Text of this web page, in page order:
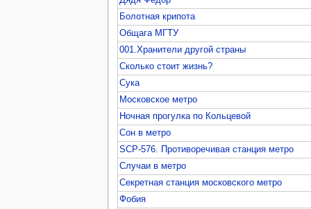
Болотная крипота
Общага МГТУ
001.Хранители другой страны
Сколько стоит жизнь?
Сука
Московское метро
Ночная прогулка по Кольцевой
Сон в метро
SCP-576. Противоречивая станция метро
Случаи в метро
Секретная станция московского метро
Фобия